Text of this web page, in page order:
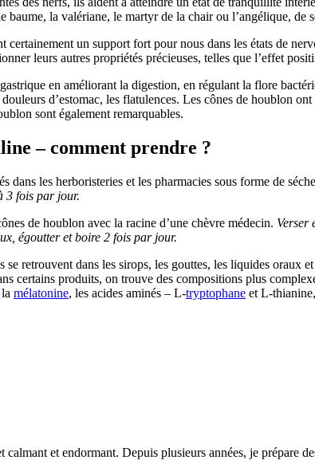
la valériane, le martyr de la chair ou l’angélique, de
un support fort pour nous dans les états de
leurs autres propriétés précieuses, telles que l’effet
en améliorant la digestion, en régulant la flore
d’estomac, les flatulences. Les cônes de houblon
sont également remarquables.
– comment prendre ?
dans les herboristeries et les pharmacies sous forme de
3 fois par jour.
de houblon avec la racine d’une chèvre médecin. Verser
égoutter et boire 2 fois par jour.
se retrouvent dans les sirops, les gouttes, les liquides
certains produits, on trouve des compositions plus
mélatonine, les acides aminés – L-tryptophane et L-
et endormant. Depuis plusieurs années, je prépare